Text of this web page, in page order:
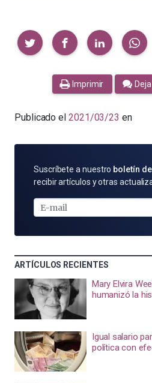
Compartir
Imprimir
Publicado el 2021/03/23 en
SUSCRÍBETE
POR
MAIL
Suscríbete a nuestro boletín
recibir artículos y otras
ARTÍCULOS RECIENTES
Mary Elvira
humanizó la
Igual salario
política con